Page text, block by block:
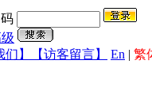
们】 【访客留言】 En | 繁